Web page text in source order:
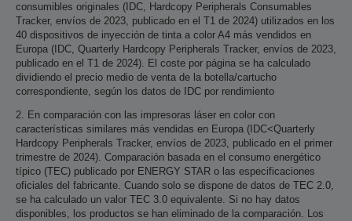
consumibles originales (IDC, Hardcopy Peripherals Consumables
Tracker, envíos de 2023, publicado en el T1 de 2024) utilizados en los
40 dispositivos de inyección de tinta a color A4 más vendidos en
Europa (IDC, Quarterly Hardcopy Peripherals Tracker, envíos de 2023,
publicado en el T1 de 2024). El coste por página se ha calculado
dividiendo el precio medio de venta de la botella/cartucho
correspondiente, según los datos de IDC por rendimiento
2. En comparación con las impresoras láser en color con
características similares más vendidas en Europa (IDC<Quarterly
Hardcopy Peripherals Tracker, envíos de 2023, publicado en el primer
trimestre de 2024). Comparación basada en el consumo energético
típico (TEC) publicado por ENERGY STAR o las especificaciones
oficiales del fabricante. Cuando solo se dispone de datos de TEC 2.0,
se ha calculado un valor TEC 3.0 equivalente. Si no hay datos
disponibles, los productos se han eliminado de la comparación. Los